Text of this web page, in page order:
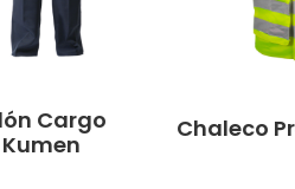
Cargo
Chaleco